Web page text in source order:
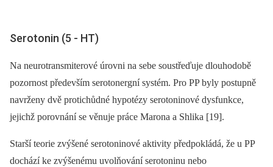
Serotonin (5 -⁠ HT)
Na neurotransmiterové úrovni na sebe soustřeďuje dlouhodobě
pozornost především serotonergní systém. Pro PP byly postupně
navrženy dvě protichůdné hypotézy serotoninové dysfunkce,
jejichž porovnání se věnuje práce Marona a Shlika [19].
Starší teorie zvýšené serotoninové aktivity předpokládá, že u PP
dochází ke zvýšenému uvolňování serotoninu nebo